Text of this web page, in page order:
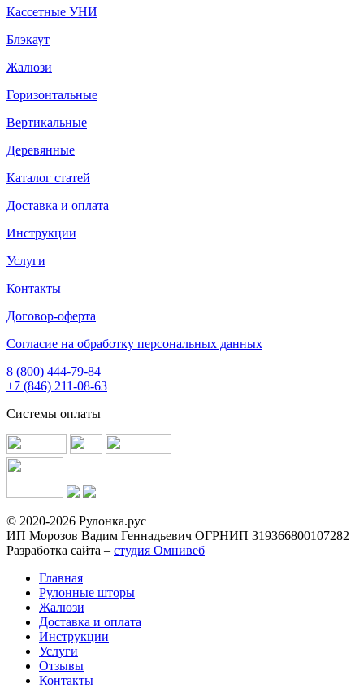
Кассетные УНИ
Блэкаут
Жалюзи
Горизонтальные
Вертикальные
Деревянные
Каталог статей
Доставка и оплата
Инструкции
Услуги
Контакты
Договор-оферта
Согласие на обработку персональных данных
8 (800) 444-79-84
+7 (846) 211-08-63
Системы оплаты
© 2020-2026 Рулонка.рус
ИП Морозов Вадим Геннадьевич ОГРНИП 319366800107282
Разработка сайта – студия Омнивеб
Главная
Рулонные шторы
Жалюзи
Доставка и оплата
Инструкции
Услуги
Отзывы
Контакты